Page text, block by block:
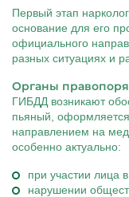
Первый этап
основание для его
официального
разных ситуациях и
Органы
ГИБДД возникают
пьяный,
направлением на
особенно актуально:
при участии лица
нарушении